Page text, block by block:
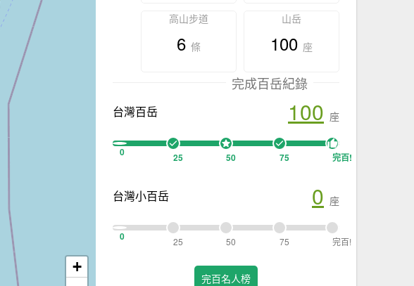
+
高山步道
6 條
山岳
100 座
完成百岳紀錄
台灣百岳 100 座
0 25 50 75 完百!
台灣小百岳 0 座
0 25 50 75 完百!
完百名人榜